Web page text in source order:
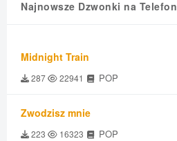
Najnowsze Dzwonki na Telefon
Midnight Train
287 22941 POP
Zwodzisz mnie
223 16323 POP